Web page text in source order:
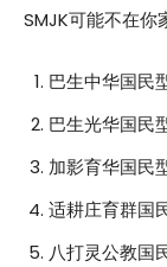
SMJK可能不在你
巴生中华国民
巴生光华国民
加影育华国民
适耕庄育群国
八打灵公教国